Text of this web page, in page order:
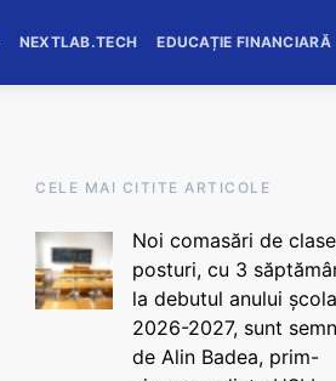
NEXTLAB.TECH EDUCAȚIE FINANCIARĂ
CELE MAI CITITE ARTICOLE
Noi comasări de
posturi, cu 3
la debutul anului
2026-2027, sunt
de Alin Badea, prim-